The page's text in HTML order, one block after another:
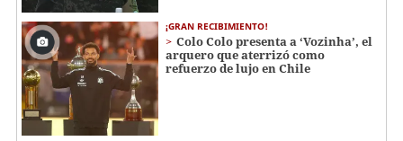
¡GRAN RECIBIMIENTO!
Colo Colo presenta a ‘Vozinha’, el
arquero que aterrizó como
refuerzo de lujo en Chile